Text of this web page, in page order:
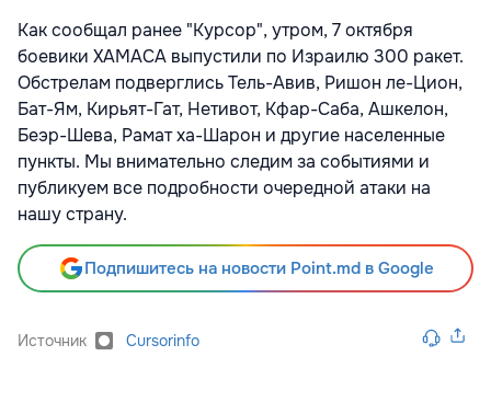
Как сообщал ранее "Курсор", утром, 7 октября
боевики ХАМАСА выпустили по Израилю 300 ракет.
Обстрелам подверглись Тель-Авив, Ришон ле-Цион,
Бат-Ям, Кирьят-Гат, Нетивот, Кфар-Саба, Ашкелон,
Беэр-Шева, Рамат ха-Шарон и другие населенные
пункты. Мы внимательно следим за событиями и
публикуем все подробности очередной атаки на
нашу страну.
Подпишитесь на новости Point.md в Google
Источник Cursorinfo